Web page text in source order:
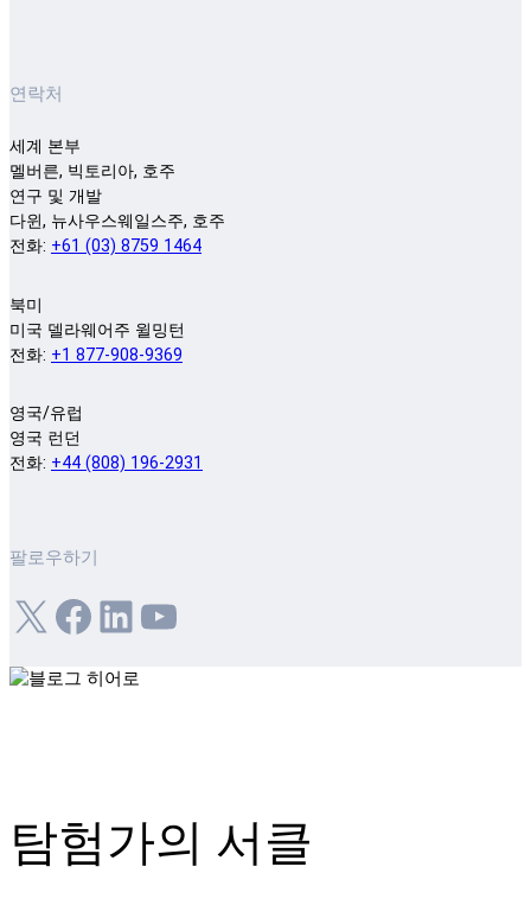
연락처
세계 본부
멜버른, 빅토리아, 호주
연구 및 개발
다윈, 뉴사우스웨일스주, 호주
전화: +61 (03) 8759 1464
북미
미국 델라웨어주 윌밍턴
전화: +1 877-908-9369
영국/유럽
영국 런던
전화: +44 (808) 196-2931
팔로우하기
X Facebook LinkedIn YouTube
탐험가의 서클